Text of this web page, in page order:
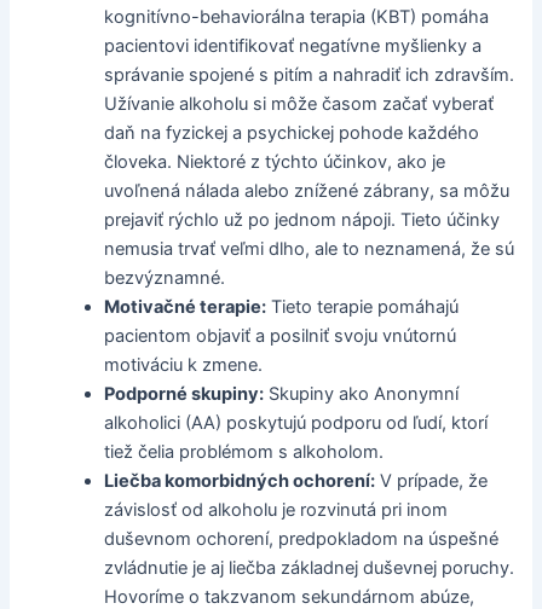
kognitívno-behaviorálna terapia (KBT) pomáha
pacientovi identifikovať negatívne myšlienky a
správanie spojené s pitím a nahradiť ich zdravším.
Užívanie alkoholu si môže časom začať vyberať
daň na fyzickej a psychickej pohode každého
človeka. Niektoré z týchto účinkov, ako je
uvoľnená nálada alebo znížené zábrany, sa môžu
prejaviť rýchlo už po jednom nápoji. Tieto účinky
nemusia trvať veľmi dlho, ale to neznamená, že sú
bezvýznamné.
Motivačné terapie: Tieto terapie pomáhajú
pacientom objaviť a posilniť svoju vnútornú
motiváciu k zmene.
Podporné skupiny: Skupiny ako Anonymní
alkoholici (AA) poskytujú podporu od ľudí, ktorí
tiež čelia problémom s alkoholom.
Liečba komorbidných ochorení: V prípade, že
závislosť od alkoholu je rozvinutá pri inom
duševnom ochorení, predpokladom na úspešné
zvládnutie je aj liečba základnej duševnej poruchy.
Hovoríme o takzvanom sekundárnom abúze,